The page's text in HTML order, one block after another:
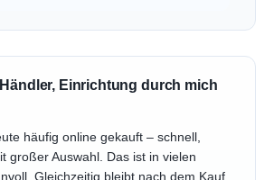
Einrichtung durch mich
häufig online gekauft – schnell,
großer Auswahl. Das ist in vielen
Gleichzeitig bleibt nach dem Kauf